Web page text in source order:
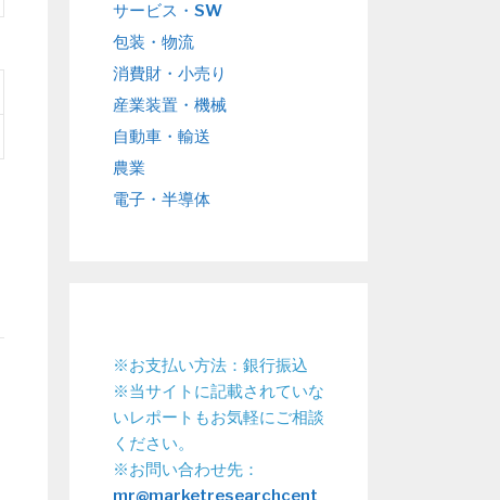
サービス・SW
包装・物流
消費財・小売り
産業装置・機械
自動車・輸送
農業
電子・半導体
※お支払い方法：銀行振込
※当サイトに記載されていな
いレポートもお気軽にご相談
ください。
※お問い合わせ先：
mr@marketresearchcent